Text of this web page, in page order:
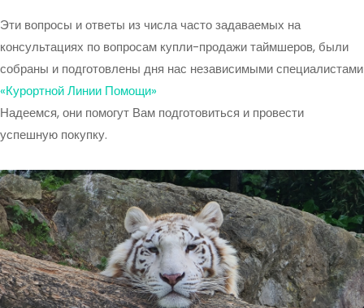
Эти вопросы и ответы из числа часто задаваемых на
консультациях по вопросам купли-продажи таймшеров, были
собраны и подготовлены дня нас независимыми специалистами
«Курортной Линии Помощи»
Надеемся, они помогут Вам подготовиться и провести
успешную покупку.